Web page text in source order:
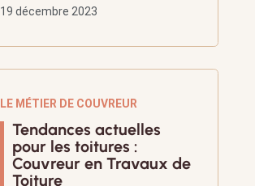
19 décembre 2023
LE MÉTIER DE COUVREUR
Tendances actuelles
pour les toitures :
Couvreur en Travaux de
Toiture